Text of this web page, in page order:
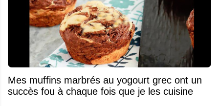
Mes muffins marbrés au yogourt grec ont un
succès fou à chaque fois que je les cuisine